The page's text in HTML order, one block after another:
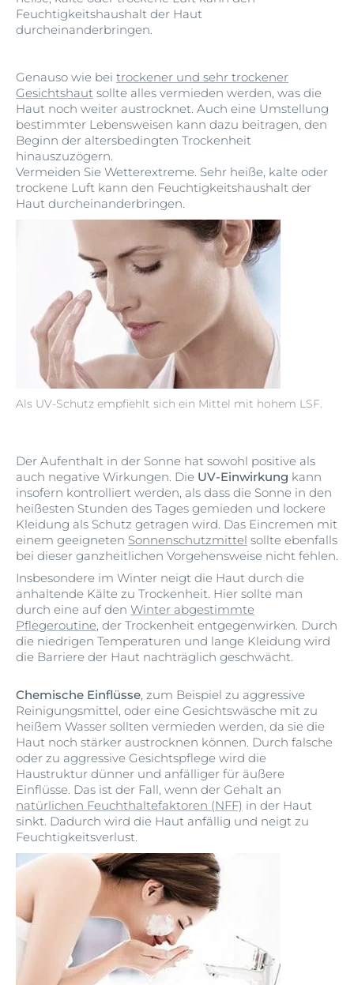
Feuchtigkeitshaushalt der Haut
durcheinanderbringen.
Als UV-Schutz empfiehlt sich ein Mittel mit hohem LSF.
Genauso wie bei trockener und sehr trockener
Gesichtshaut sollte alles vermieden werden, was die
Haut noch weiter austrocknet. Auch eine Umstellung
bestimmter Lebensweisen kann dazu beitragen, den
Beginn der altersbedingten Trockenheit
hinauszuzögern.
Vermeiden Sie Wetterextreme. Sehr heiße, kalte oder
trockene Luft kann den Feuchtigkeitshaushalt der
Haut durcheinanderbringen.
Der Aufenthalt in der Sonne hat sowohl positive als
auch negative Wirkungen. Die UV-Einwirkung kann
insofern kontrolliert werden, als dass die Sonne in den
heißesten Stunden des Tages gemieden und lockere
Kleidung als Schutz getragen wird. Das Eincremen mit
einem geeigneten Sonnenschutzmittel sollte ebenfalls
bei dieser ganzheitlichen Vorgehensweise nicht fehlen.
Insbesondere im Winter neigt die Haut durch die
anhaltende Kälte zu Trockenheit. Hier sollte man
durch eine auf den Winter abgestimmte
Pflegeroutine, der Trockenheit entgegenwirken. Durch
die niedrigen Temperaturen und lange Kleidung wird
die Barriere der Haut nachträglich geschwächt.
Chemische Einflüsse, zum Beispiel zu aggressive
Reinigungsmittel, oder eine Gesichtswäsche mit zu
heißem Wasser sollten vermieden werden, da sie die
Haut noch stärker austrocknen können. Durch falsche
oder zu aggressive Gesichtspflege wird die
Haustruktur dünner und anfälliger für äußere
Einflüsse. Das ist der Fall, wenn der Gehalt an
natürlichen Feuchthaltefaktoren (NFF) in der Haut
sinkt. Dadurch wird die Haut anfällig und neigt zu
Feuchtigkeitsverlust.